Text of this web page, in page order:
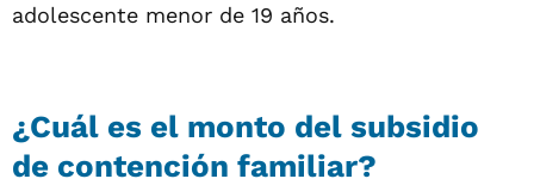
adolescente menor de 19 años.
¿Cuál es el monto del subsidio
de contención familiar?